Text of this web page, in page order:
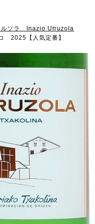
ルソラ Inazio Urruzola
2025【人気定番】